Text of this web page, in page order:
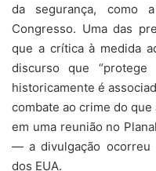
da segurança, como
Congresso. Uma das
que a crítica à medida
discurso que
historicamente é
combate ao crime do
em uma reunião no
— a divulgação ocorreu
dos EUA.